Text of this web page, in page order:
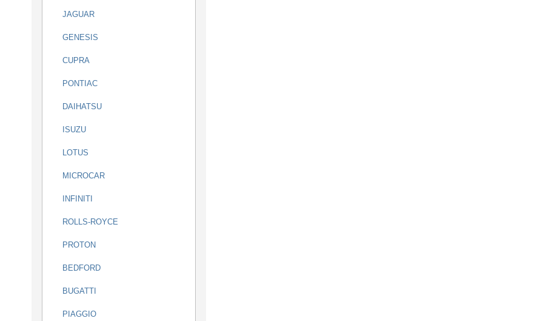
JAGUAR
GENESIS
CUPRA
PONTIAC
DAIHATSU
ISUZU
LOTUS
MICROCAR
INFINITI
ROLLS-ROYCE
PROTON
BEDFORD
BUGATTI
PIAGGIO